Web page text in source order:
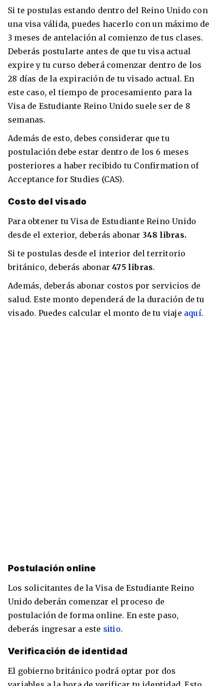
Si te postulas estando dentro del Reino Unido con
una visa válida, puedes hacerlo con un máximo de
3 meses de antelación al comienzo de tus clases.
Deberás postularte antes de que tu visa actual
expire y tu curso deberá comenzar dentro de los
28 días de la expiración de tu visado actual. En
este caso, el tiempo de procesamiento para la
Visa de Estudiante Reino Unido suele ser de 8
semanas.
Además de esto, debes considerar que tu
postulación debe estar dentro de los 6 meses
posteriores a haber recibido tu Confirmation of
Acceptance for Studies (CAS).
Costo del visado
Para obtener tu Visa de Estudiante Reino Unido
desde el exterior, deberás abonar 348 libras.
Si te postulas desde el interior del territorio
británico, deberás abonar475 libras.
Además, deberás abonar costos por servicios de
salud. Este monto dependerá de la duración de tu
visado. Puedes calcular el monto de tu viaje aquí.
Postulación online
Los solicitantes de la Visa de Estudiante Reino
Unido deberán comenzar el proceso de
postulación de forma online. En este paso,
deberás ingresar a este sitio.
Verificación de identidad
El gobierno británico podrá optar por dos